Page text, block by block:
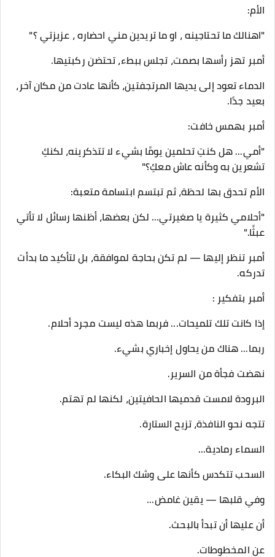
الأم:
"اهنالك ما تحتاجينه ، او ما تريدين مني احضاره ، عزيزتي ؟"
أمبر تهز رأسها بصمت، تجلس ببطء، تحتضن ركبتيها.
الدماء تعود إلى يديها المرتجفتين، كأنها عادت من مكان آخر،
بعيد جدًا.
أمبر بهمس خافت:
"أمي... هل كنتِ تحلمين يومًا بشيء لا تتذكرينه، لكنكِ
تشعرين به وكأنه عاش معكِ؟"
الأم تحدق بها لحظة، ثم تبتسم ابتسامة متعبة:
"أحلامي كثيرة يا صغيرتي... لكن بعضها، أظنها رسائل لا تأتي
عبثًا."
أمبر تنظر إليها — لم تكن بحاجة لموافقة، بل لتأكيد ما بدأت
تدركه.
أمبر بتفكير :
إذا كانت تلك تلميحات... فربما هذه ليست مجرد أحلام.
ربما... هناك من يحاول إخباري بشيء.
نهضت فجأة من السرير.
البرودة لامست قدميها الحافيتين، لكنها لم تهتم.
تتجه نحو النافذة، تزيح الستارة.
السماء رمادية...
السحب تتكدس كأنها على وشك البكاء.
وفي قلبها — يقين غامض...
أن عليها أن تبدأ بالبحث.
عن المخطوطات.